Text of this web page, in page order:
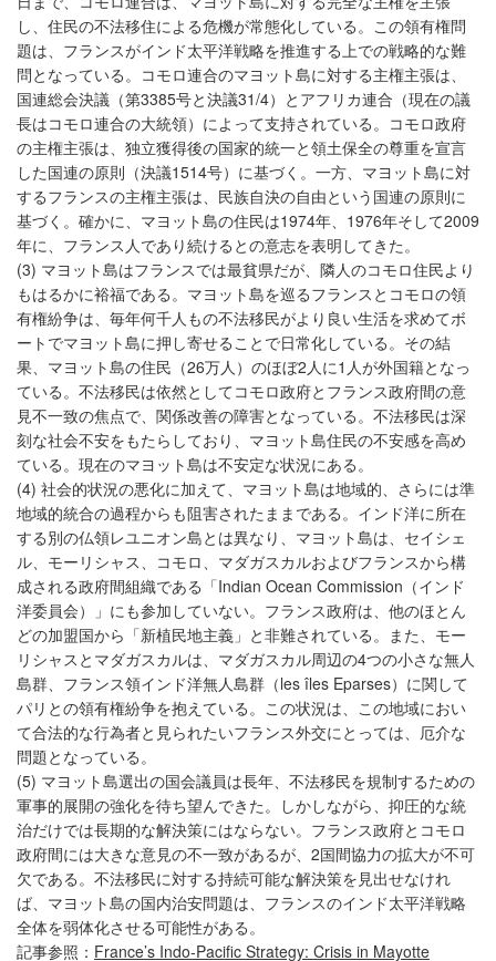
し、住民の不法移住による危機が常態化している。この領有権問
題は、フランスがインド太平洋戦略を推進する上での戦略的な難
問となっている。コモロ連合のマヨット島に対する主権主張は、
国連総会決議（第3385号と決議31/4）とアフリカ連合（現在の議
長はコモロ連合の大統領）によって支持されている。コモロ政府
の主権主張は、独立獲得後の国家的統一と領土保全の尊重を宣言
した国連の原則（決議1514号）に基づく。一方、マヨット島に対
するフランスの主権主張は、民族自決の自由という国連の原則に
基づく。確かに、マヨット島の住民は1974年、1976年そして2009
年に、フランス人であり続けるとの意志を表明してきた。
(3) マヨット島はフランスでは最貧県だが、隣人のコモロ住民より
もはるかに裕福である。マヨット島を巡るフランスとコモロの領
有権紛争は、毎年何千人もの不法移民がより良い生活を求めてボ
ートでマヨット島に押し寄せることで日常化している。その結
果、マヨット島の住民（26万人）のほぼ2人に1人が外国籍となっ
ている。不法移民は依然としてコモロ政府とフランス政府間の意
見不一致の焦点で、関係改善の障害となっている。不法移民は深
刻な社会不安をもたらしており、マヨット島住民の不安感を高め
ている。現在のマヨット島は不安定な状況にある。
(4) 社会的状況の悪化に加えて、マヨット島は地域的、さらには準
地域的統合の過程からも阻害されたままである。インド洋に所在
する別の仏領レユニオン島とは異なり、マヨット島は、セイシェ
ル、モーリシャス、コモロ、マダガスカルおよびフランスから構
成される政府間組織である「Indian Ocean Commission（インド
洋委員会）」にも参加していない。フランス政府は、他のほとん
どの加盟国から「新植民地主義」と非難されている。また、モー
リシャスとマダガスカルは、マダガスカル周辺の4つの小さな無人
島群、フランス領インド洋無人島群（les îles Eparses）に関して
パリとの領有権紛争を抱えている。この状況は、この地域におい
て合法的な行為者と見られたいフランス外交にとっては、厄介な
問題となっている。
(5) マヨット島選出の国会議員は長年、不法移民を規制するための
軍事的展開の強化を待ち望んできた。しかしながら、抑圧的な統
治だけでは長期的な解決策にはならない。フランス政府とコモロ
政府間には大きな意見の不一致があるが、2国間協力の拡大が不可
欠である。不法移民に対する持続可能な解決策を見出せなけれ
ば、マヨット島の国内治安問題は、フランスのインド太平洋戦略
全体を弱体化させる可能性がある。
記事参照： France’s Indo-Pacific Strategy: Crisis in Mayotte